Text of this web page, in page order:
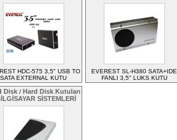
HDC-575 3,5" USB TO
SATA EXTERNAL KUTU
EVEREST SL-H380 SATA+IDE
FANLI 3,5" LUKS KUTU
Disk/ Hard Disk Kutuları
SİSTEMLERİ